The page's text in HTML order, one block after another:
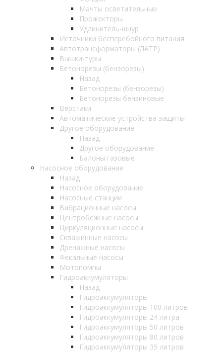
Мачты осветительные
Прожекторы
Удлинитель-шнур
Источники бесперебойного питания
Автотрансформаторы (ЛАТР)
Вышки-туры
Бетонорезы (бензорезы)
Назад
Бетонорезы (бензорезы)
Бетонорезы бензиновые
Верстаки
Автоматические устройства защиты
Другое оборудование
Назад
Другое оборудование
Балоны газовые
Насосное оборудование
Назад
Насосное оборудование
Насосные станции
Вибрационные насосы
Центробежные насосы
Циркуляционные насосы
Скважинные насосы
Дренажные насосы
Фекальные насосы
Мотопомпы
Гидроаккумуляторы
Назад
Гидроаккумуляторы
Гидроаккумуляторы 100 литров
Гидроаккумуляторы 24 литра
Гидроаккумуляторы 50 литров
Гидроаккумуляторы 80 литров
Гидроаккумуляторы 35 литров